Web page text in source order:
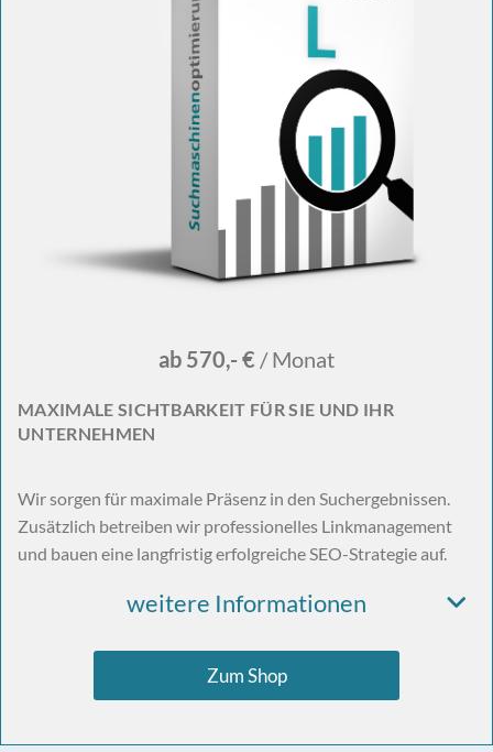
ab 570,- € / Monat
MAXIMALE SICHTBARKEIT FÜR SIE UND IHR
UNTERNEHMEN
Wir sorgen für maximale Präsenz in den Suchergebnissen.
Zusätzlich betreiben wir professionelles Linkmanagement
und bauen eine langfristig erfolgreiche SEO-Strategie auf.
weitere Informationen
Zum Shop